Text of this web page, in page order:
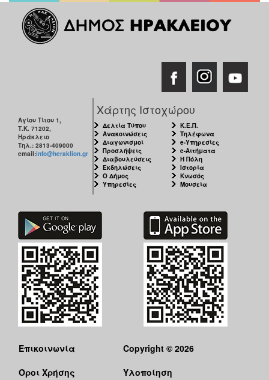
Αγίου Τίτου 1,
Τ.Κ. 71202,
Ηράκλειο
Τηλ.: 2813-409000
email:info@heraklion.gr
Χάρτης Ιστοχώρου
Δελτία Τύπου
Ανακοινώσεις
Διαγωνισμοί
Προσλήψεις
Διαβουλεύσεις
Εκδηλώσεις
Ο Δήμος
Υπηρεσίες
Κ.Ε.Π.
Τηλέφωνα
e-Υπηρεσίες
e-Αιτήματα
Η Πόλη
Ιστορία
Κνωσός
Μουσεία
Επικοινωνία
Όροι Χρήσης
Copyright © 2026
Υλοποίηση